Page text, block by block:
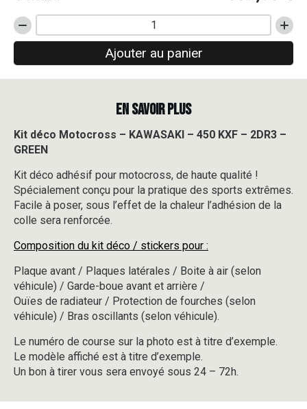
quantité
de
Motocross
450
KXF
2DR3
-
GREEN
Ajouter au panier
EN SAVOIR PLUS
Kit déco Motocross – KAWASAKI – 450 KXF – 2DR3 –
GREEN
Kit déco adhésif pour motocross, de haute qualité !
Spécialement conçu pour la pratique des sports extrêmes.
Facile à poser, sous l’effet de la chaleur l’adhésion de la
colle sera renforcée.
Composition du kit déco / stickers pour :
Plaque avant / Plaques latérales / Boite à air (selon
véhicule) / Garde-boue avant et arrière /
Ouïes de radiateur / Protection de fourches (selon
véhicule) / Bras oscillants (selon véhicule).
Le numéro de course sur la photo est à titre d’exemple.
Le modèle affiché est à titre d’exemple.
Un bon à tirer vous sera envoyé sous 24 – 72h.